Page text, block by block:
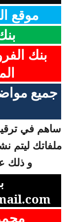
موقع
بنك
جميع
ساهم في
ملفاتك ليتم
و ذلك